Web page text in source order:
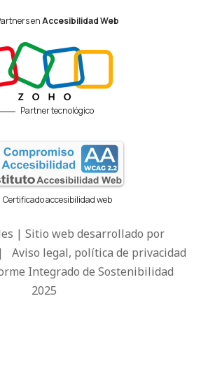
enAccesibilidad Web
Partner tecnológico
Certificado accesibilidad web
| Sitio web desarrollado por
Aviso legal, política de privacidad
Integrado de Sostenibilidad
2025